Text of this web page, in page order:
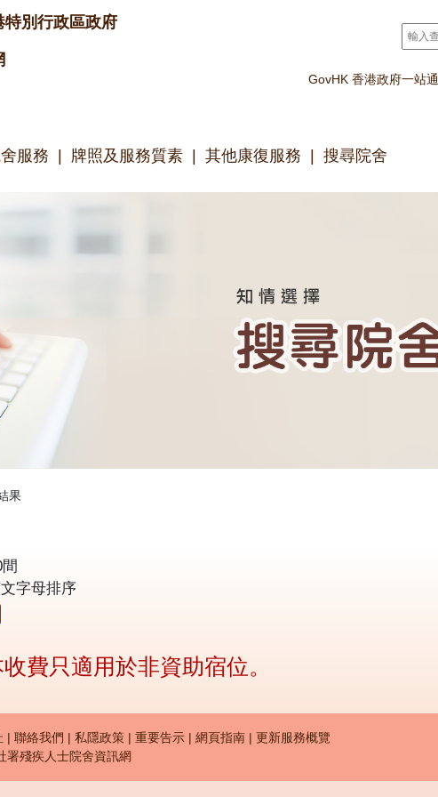
特別行政區政府
搜尋*
GovHK 香港政府一站通
服務 牌照及服務質素 其他康復服務 搜尋院舍
果
字母排序
費只適用於非資助宿位。
menu (zh-hant)
聯絡我們 私隱政策 重要告示 網頁指南
更新服務概覽
署殘疾人士院舍資訊網